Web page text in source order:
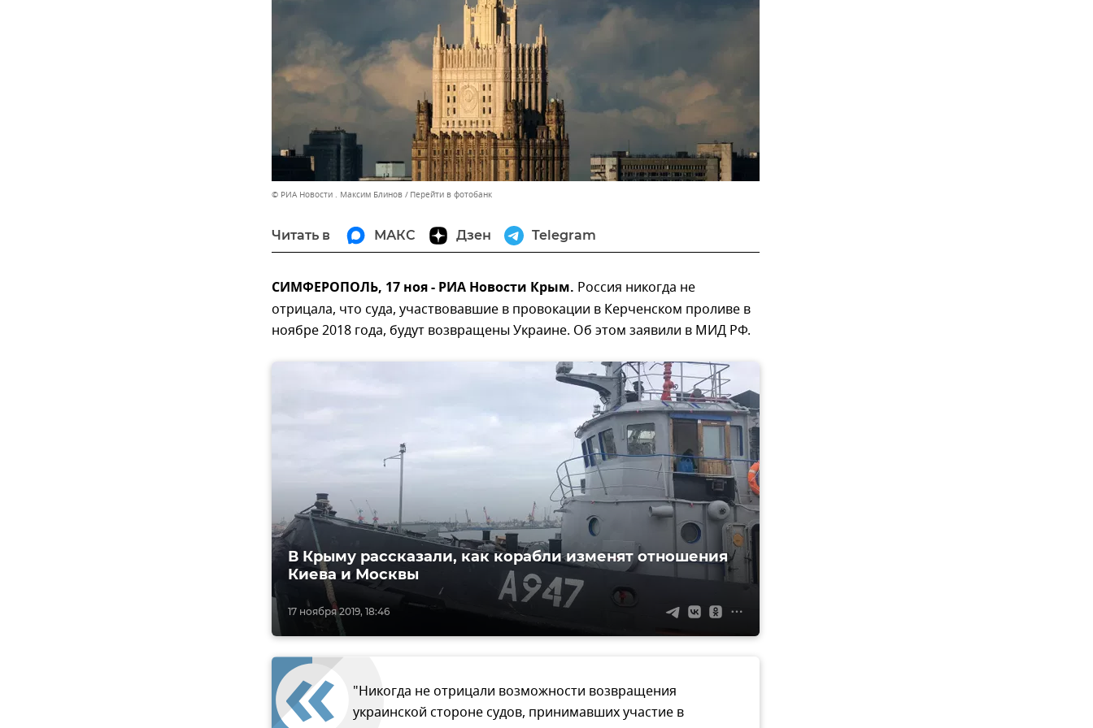
© РИА Новости . Максим Блинов Перейти в фотобанк
Читать в МАКС Дзен Telegram
СИМФЕРОПОЛЬ, 17 ноя - РИА Новости Крым. Россия никогда не
отрицала, что суда, участвовавшие в провокации в Керченском проливе в
ноябре 2018 года, будут возвращены Украине. Об этом заявили в МИД РФ.
17 ноября 2019, 18:46
В Крыму рассказали, как корабли изменят отношения
Киева и Москвы
"Никогда не отрицали возможности возвращения
украинской стороне судов, принимавших участие в